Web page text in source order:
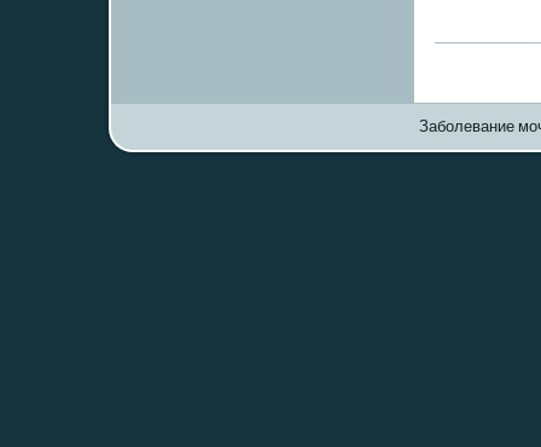
Заболевание